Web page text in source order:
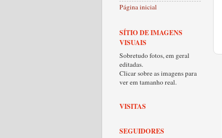
Página inicial
SÍTIO DE IMAGENS
VISUAIS
Sobretudo fotos, em geral
editadas.
Clicar sobre as imagens para
ver em tamanho real.
VISITAS
SEGUIDORES